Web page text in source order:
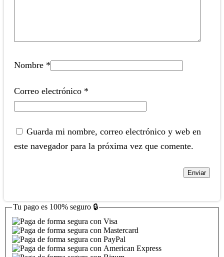
Nombre *
Correo electrónico *
Guarda mi nombre, correo electrónico y web en
este navegador para la próxima vez que comente.
Tu pago es 100% seguro 🔒